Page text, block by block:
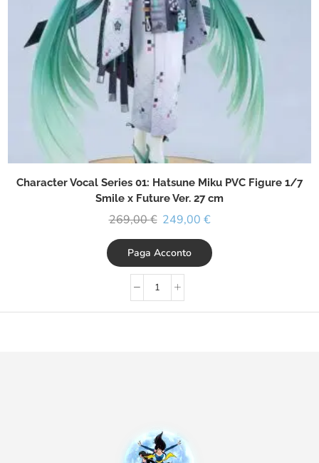
Character Vocal Series 01: Hatsune Miku PVC Figure 1/7
Smile x Future Ver. 27 cm
269,00€ 249,00 €
Paga Acconto